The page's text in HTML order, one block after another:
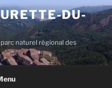
DU-
naturel régional des